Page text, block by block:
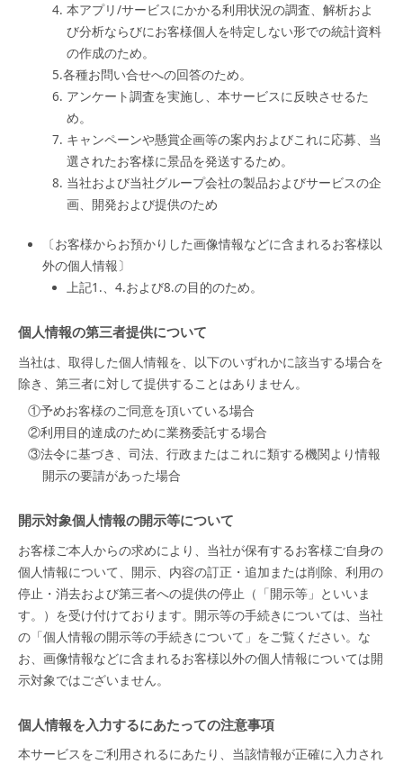
4. 本アプリ/サービスにかかる利用状況の調査、解析およ
び分析ならびにお客様個人を特定しない形での統計資料
の作成のため。
5.各種お問い合せへの回答のため。
6. アンケート調査を実施し、本サービスに反映させるた
め。
7. キャンペーンや懸賞企画等の案内およびこれに応募、当
選されたお客様に景品を発送するため。
8. 当社および当社グループ会社の製品およびサービスの企
画、開発および提供のため
〔お客様からお預かりした画像情報などに含まれるお客様以
外の個人情報〕
上記1.、4.および8.の目的のため。
個人情報の第三者提供について
当社は、取得した個人情報を、以下のいずれかに該当する場合を
除き、第三者に対して提供することはありません。
①予めお客様のご同意を頂いている場合
②利用目的達成のために業務委託する場合
③法令に基づき、司法、行政またはこれに類する機関より情報
開示の要請があった場合
開示対象個人情報の開示等について
お客様ご本人からの求めにより、当社が保有するお客様ご自身の
個人情報について、開示、内容の訂正・追加または削除、利用の
停止・消去および第三者への提供の停止（「開示等」といいま
す。）を受け付けております。開示等の手続きについては、当社
の「個人情報の開示等の手続きについて」をご覧ください。な
お、画像情報などに含まれるお客様以外の個人情報については開
示対象ではございません。
個人情報を入力するにあたっての注意事項
本サービスをご利用されるにあたり、当該情報が正確に入力され